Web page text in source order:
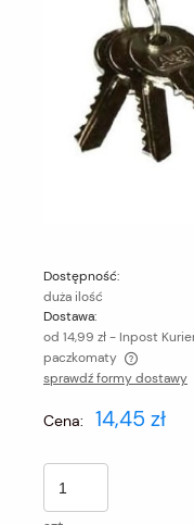
Dostępność:
duża ilość
Dostawa:
od 14,99 zł- Inpost
paczkomaty
Cena nie zawiera
sprawdź formy dostawy
Cena: 14,45 zł